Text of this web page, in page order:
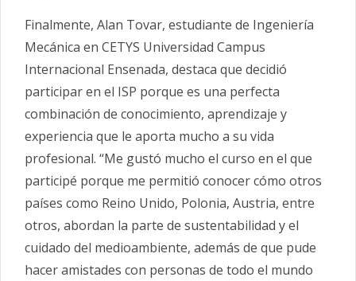
Finalmente, Alan Tovar, estudiante de Ingeniería
Mecánica en CETYS Universidad Campus
Internacional Ensenada, destaca que decidió
participar en el ISP porque es una perfecta
combinación de conocimiento, aprendizaje y
experiencia que le aporta mucho a su vida
profesional. “Me gustó mucho el curso en el que
participé porque me permitió conocer cómo otros
países como Reino Unido, Polonia, Austria, entre
otros, abordan la parte de sustentabilidad y el
cuidado del medioambiente, además de que pude
hacer amistades con personas de todo el mundo